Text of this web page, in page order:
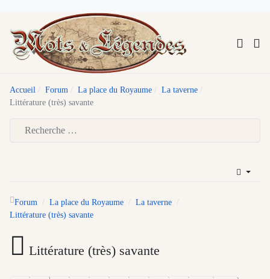
Accueil Forum La place du Royaume
La taverne
Littérature (très) savante
Forum La place du Royaume
La taverne
Littérature (très) savante
Littérature (très) savante